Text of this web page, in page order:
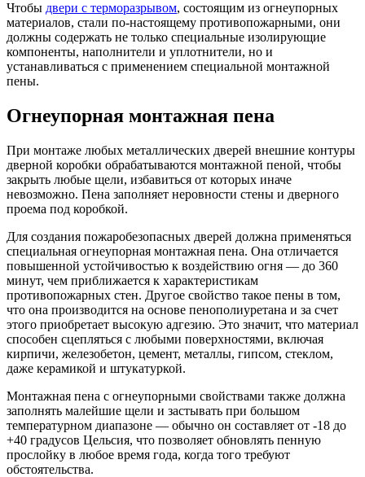
Чтобы двери с терморазрывом, состоящим из огнеупорных
материалов, стали по-настоящему противопожарными, они
должны содержать не только специальные изолирующие
компоненты, наполнители и уплотнители, но и
устанавливаться с применением специальной монтажной
пены.
Огнеупорная монтажная пена
При монтаже любых металлических дверей внешние контуры
дверной коробки обрабатываются монтажной пеной, чтобы
закрыть любые щели, избавиться от которых иначе
невозможно. Пена заполняет неровности стены и дверного
проема под коробкой.
Для создания пожаробезопасных дверей должна применяться
специальная огнеупорная монтажная пена. Она отличается
повышенной устойчивостью к воздействию огня — до 360
минут, чем приближается к характеристикам
противопожарных стен. Другое свойство такое пены в том,
что она производится на основе пенополиуретана и за счет
этого приобретает высокую адгезию. Это значит, что материал
способен сцепляться с любыми поверхностями, включая
кирпичи, железобетон, цемент, металлы, гипсом, стеклом,
даже керамикой и штукатуркой.
Монтажная пена с огнеупорными свойствами также должна
заполнять малейшие щели и застывать при большом
температурном диапазоне — обычно он составляет от -18 до
+40 градусов Цельсия, что позволяет обновлять пенную
прослойку в любое время года, когда того требуют
обстоятельства.